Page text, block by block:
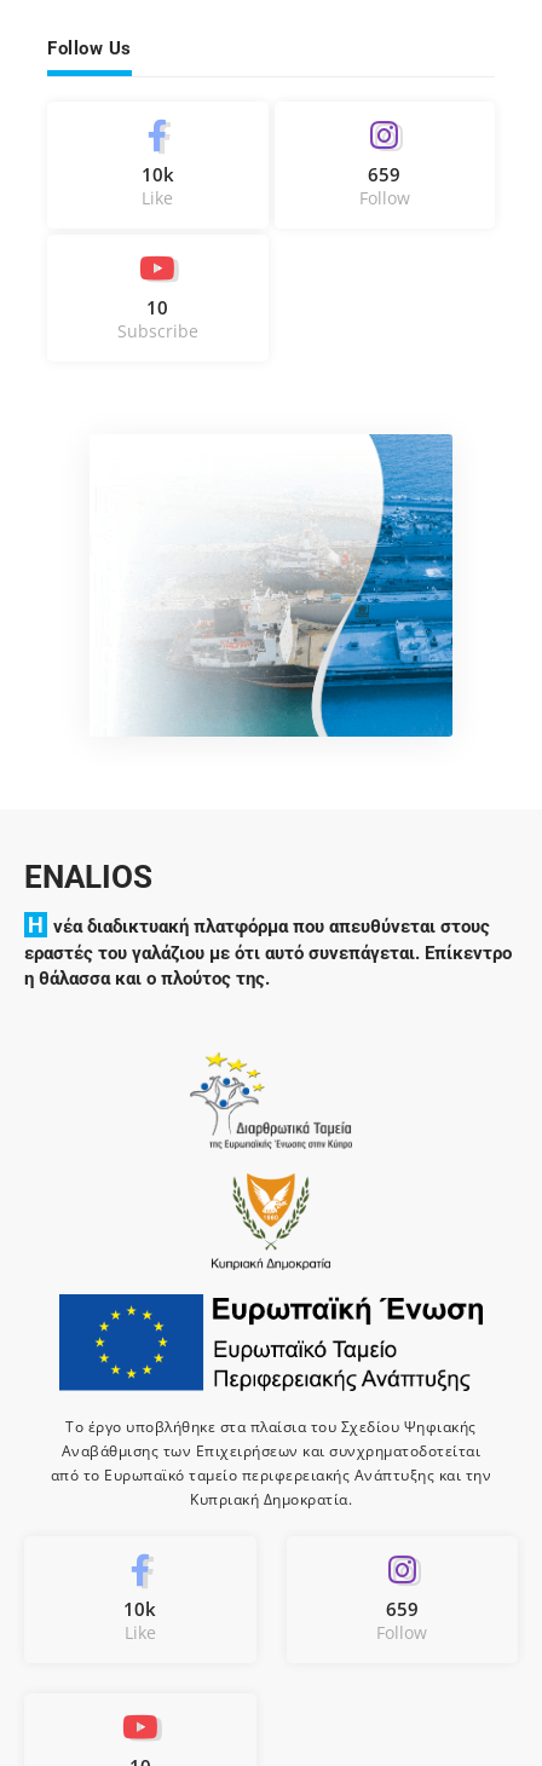
Follow Us
10k
Like
659
Follow
10
Subscribe
ENALIOS
H νέα διαδικτυακή πλατφόρμα που απευθύνεται στους
εραστές του γαλάζιου με ότι αυτό συνεπάγεται. Επίκεντρο
η θάλασσα και ο πλούτος της.
Το έργο υποβλήθηκε στα πλαίσια του Σχεδίου Ψηφιακής
Αναβάθμισης των Επιχειρήσεων και συνχρηματοδοτείται
από το Ευρωπαϊκό ταμείο περιφερειακής Ανάπτυξης και την
Κυπριακή Δημοκρατία.
10k
Like
659
Follow